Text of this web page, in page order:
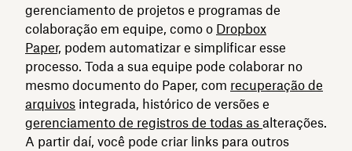
gerenciamento de projetos e programas de
colaboração em equipe, como o Dropbox
Paper, podem automatizar e simplificar esse
processo. Toda a sua equipe pode colaborar no
mesmo documento do Paper, com recuperação de
arquivos integrada, histórico de versões e
gerenciamento de registros de todas as alterações.
A partir daí, você pode criar links para outros